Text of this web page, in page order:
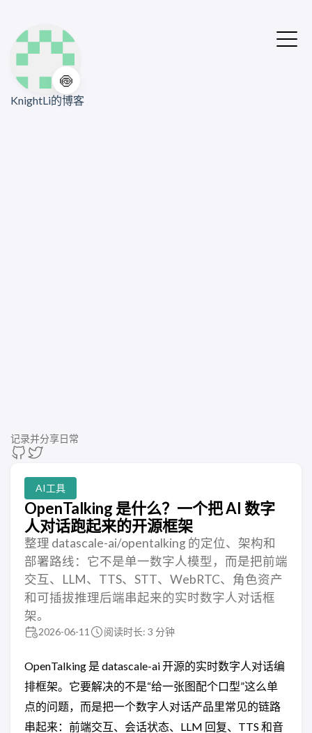
🍥
KnightLi的博客
记录并分享日常
AI工具
OpenTalking 是什么？一个把 AI 数字
人对话跑起来的开源框架
整理 datascale-ai/opentalking 的定位、架构和
部署路线：它不是单一数字人模型，而是把前端
交互、LLM、TTS、STT、WebRTC、角色资产
和可插拔推理后端串起来的实时数字人对话框
架。
2026-06-11 阅读时长: 3 分钟
OpenTalking 是 datascale-ai 开源的实时数字人对话编
排框架。它要解决的不是“给一张图配个口型”这么单
点的问题，而是把一个数字人对话产品里常见的链路
串起来：前端交互、会话状态、LLM 回复、TTS 和音